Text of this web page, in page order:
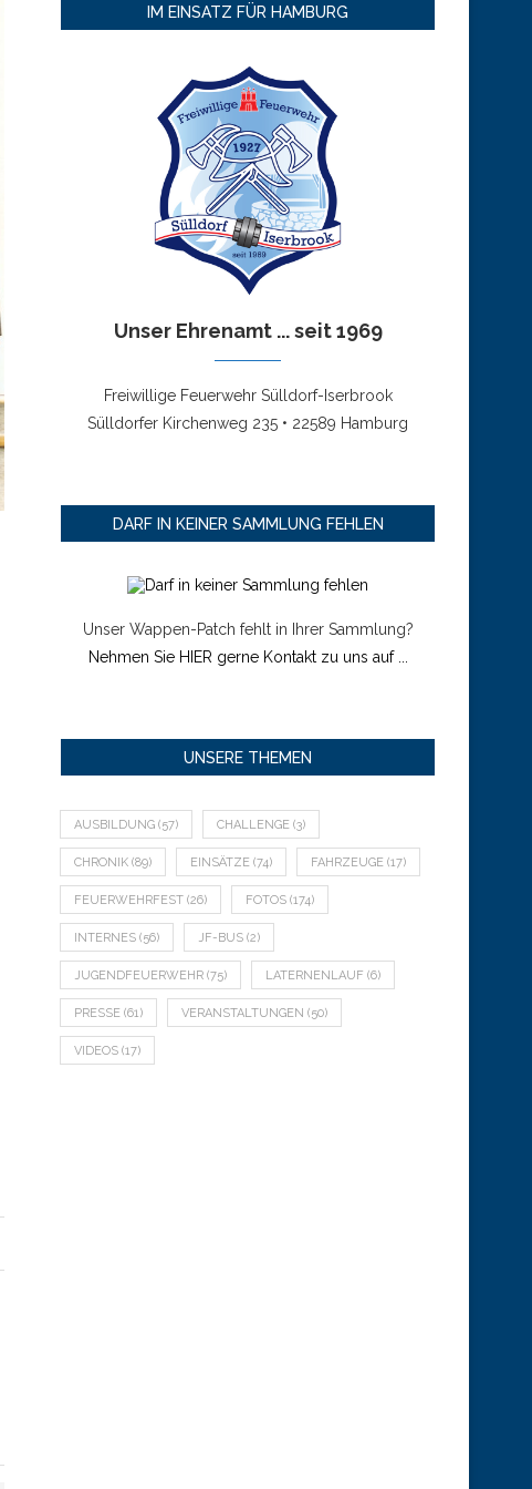
IM EINSATZ FÜR HAMBURG
Unser Ehrenamt ... seit 1969
Freiwillige Feuerwehr Sülldorf-Iserbrook
Sülldorfer Kirchenweg 235 • 22589 Hamburg
DARF IN KEINER SAMMLUNG FEHLEN
Unser Wappen-Patch fehlt in Ihrer Sammlung?
Nehmen Sie HIER gerne Kontakt zu uns auf ...
UNSERE THEMEN
AUSBILDUNG (57) CHALLENGE (3)
CHRONIK (89) EINSÄTZE (74) FAHRZEUGE (17)
FEUERWEHRFEST (26) FOTOS (174)
INTERNES (56) JF-BUS (2)
JUGENDFEUERWEHR (75) LATERNENLAUF (6)
PRESSE (61) VERANSTALTUNGEN (50)
VIDEOS (17)